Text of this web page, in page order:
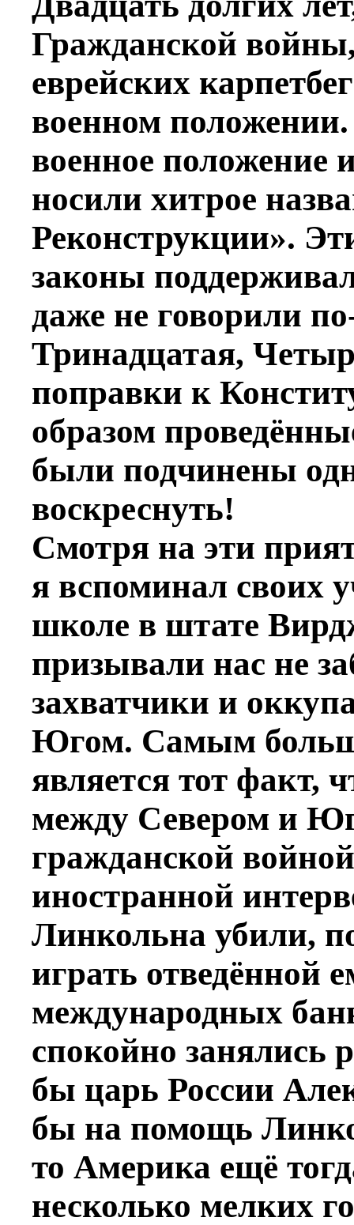
Гражданской
еврейских
военном
военное положение
носили хитрое
Реконструкции».
законы
даже не говорили
Тринадцатая,
поправки к
образом
были подчинены
воскреснуть!
Смотря на эти
я вспоминал своих
школе в штате
призывали нас не
захватчики и
Югом. Самым
является тот факт,
между Севером и
гражданской
иностранной
Линкольна убили,
играть отведённой
международных
спокойно занялись
бы царь России
бы на помощь
то Америка ещё
несколько мелких